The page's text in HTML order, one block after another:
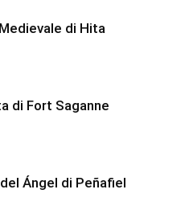
di Hita
di Fort Saganne
Ángel di Peñafiel